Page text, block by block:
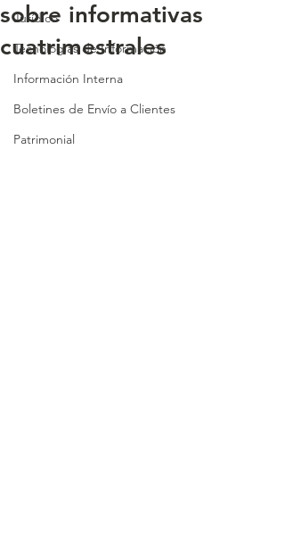
Jurídico
Tecnologías de Información
Información Interna
Boletines de Envío a Clientes
Patrimonial
sobre informativas
cuatrimestrales